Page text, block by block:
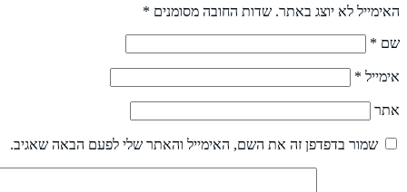
האימייל לא יוצג באתר. שדות החובה מסומנים *
שם *
אימייל *
אתר
שמור בדפדפן זה את השם, האימייל והאתר שלי לפעם הבאה שאגיב.